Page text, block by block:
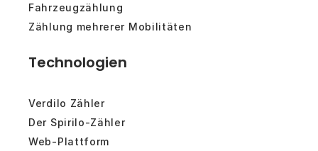
Fahrzeugzählung
Zählung mehrerer Mobilitäten
Technologien
Verdilo Zähler
Der Spirilo-Zähler
Web-Plattform